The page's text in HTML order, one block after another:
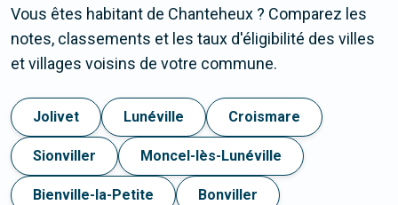
Vous êtes habitant de Chanteheux ? Comparez les
notes, classements et les taux d'éligibilité des villes
et villages voisins de votre commune.
Jolivet Lunéville Croismare
Sionviller Moncel-lès-Lunéville
Bienville-la-Petite Bonviller